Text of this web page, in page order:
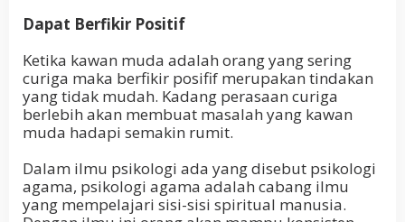
Dapat Berfikir Positif
Ketika kawan muda adalah orang yang sering
curiga maka berfikir posifif merupakan tindakan
yang tidak mudah. Kadang perasaan curiga
berlebih akan membuat masalah yang kawan
muda hadapi semakin rumit.
Dalam ilmu psikologi ada yang disebut psikologi
agama, psikologi agama adalah cabang ilmu
yang mempelajari sisi-sisi spiritual manusia.